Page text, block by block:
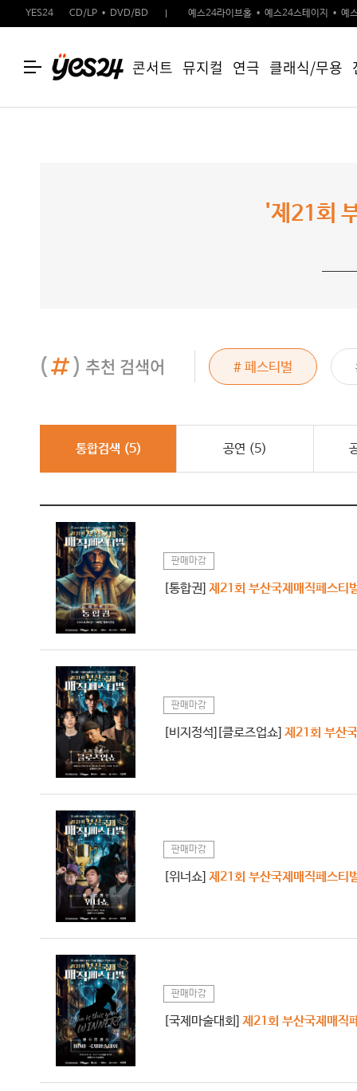
YES24 CD/LP DVD/BD 예스24라이브홀 예스24스테이지 예
콘서트 뮤지컬 연극 클래식/무용
'제21회
추천 검색어
# 드래곤포니 # 페스티벌
통합검색 (5) 공연 (5)
판매마감
[통합권] 제21회 부산국제매직페스티
판매마감
[비지정석][클로즈업쇼] 제21회 부산
판매마감
[위너쇼] 제21회 부산국제매직페스티
판매마감
[국제마술대회] 제21회 부산국제매직